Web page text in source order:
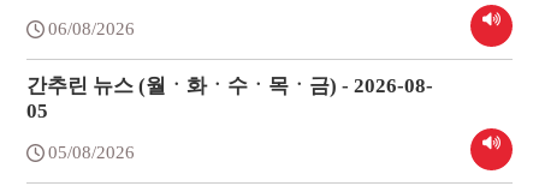
06/08/2026
간추린 뉴스 (월ㆍ화ㆍ수ㆍ목ㆍ금) - 2026-08-
05
05/08/2026